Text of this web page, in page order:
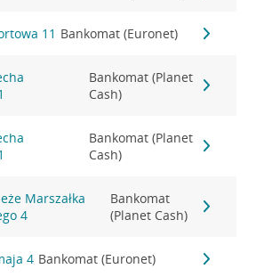
11 Bankomat (Euronet)
Bankomat (Planet
Cash)
Bankomat (Planet
Cash)
Marszałka
4
Bankomat
(Planet Cash)
4 Bankomat (Euronet)